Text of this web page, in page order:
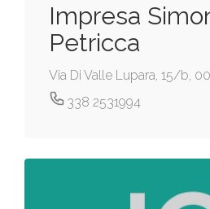
Impresa
Petricca
Via Di Valle Lupara, 15/b,
338 2531994